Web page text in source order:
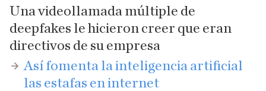
Una videollamada múltiple de
deepfakes le hicieron creer que eran
directivos de su empresa
​Así fomenta la inteligencia artificial
las estafas en internet